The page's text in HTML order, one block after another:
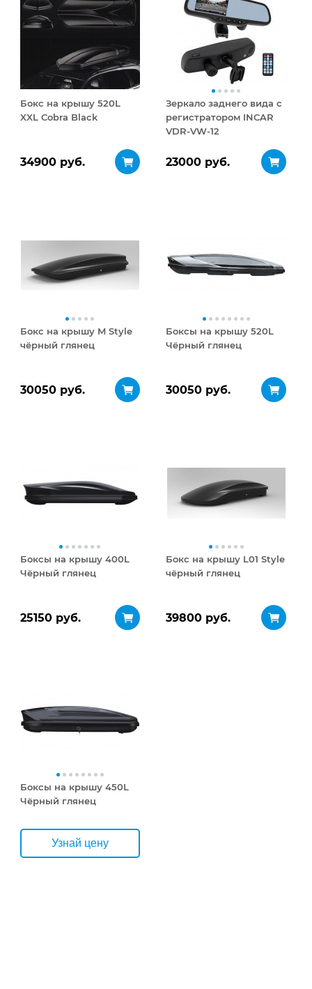
Бокс на крышу 520L
XXL Cobra Black
34900 руб.
Зеркало заднего вида с
регистратором INCAR
VDR-VW-12
23000 руб.
Бокс на крышу M Style
чёрный глянец
30050 руб.
Боксы на крышу 520L
Чёрный глянец
30050 руб.
Боксы на крышу 400L
Чёрный глянец
25150 руб.
Бокс на крышу L01 Style
чёрный глянец
39800 руб.
Боксы на крышу 450L
Чёрный глянец
Узнай цену